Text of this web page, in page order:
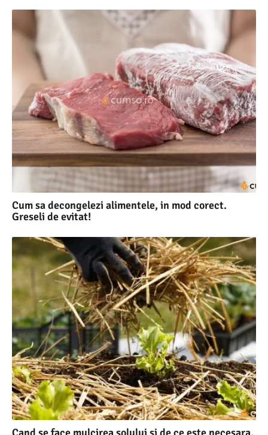
Cum sa decongelezi alimentele, in mod corect.
Greseli de evitat!